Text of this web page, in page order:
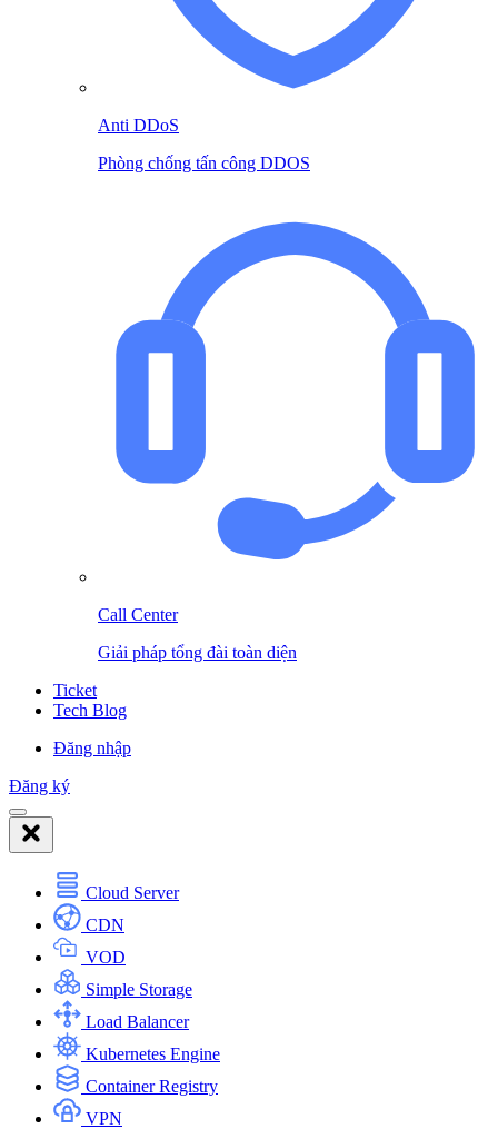
Anti DDoS
Phòng chống tấn công DDOS
Call Center
Giải pháp tổng đài toàn diện
Ticket
Tech Blog
Đăng nhập
Đăng ký
Cloud Server
CDN
VOD
Simple Storage
Load Balancer
Kubernetes Engine
Container Registry
VPN